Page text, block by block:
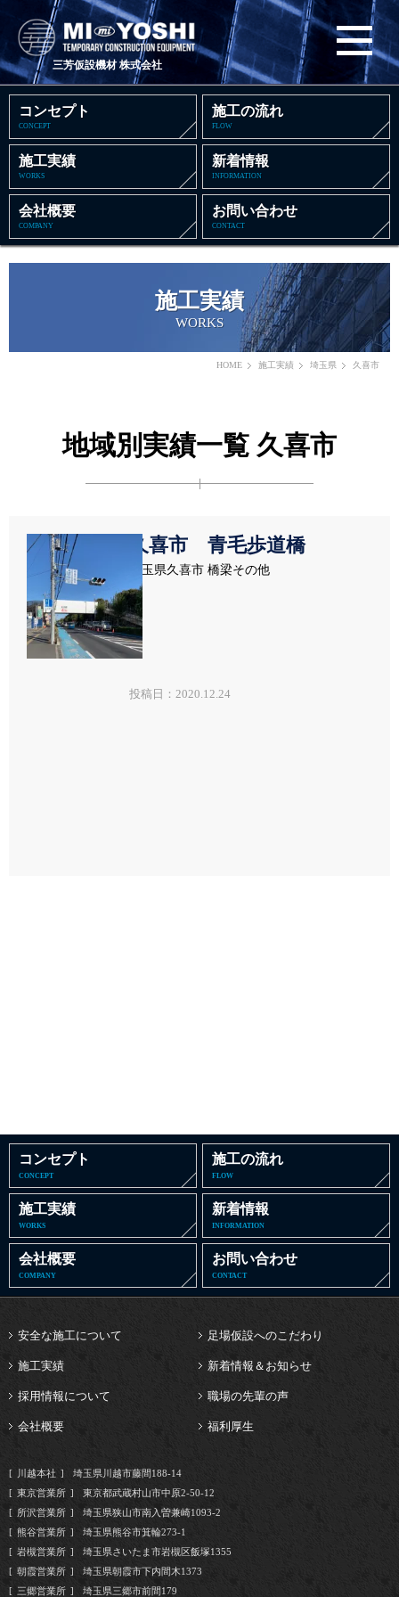
三芳仮設機材 株式会社
コンセプト
CONCEPT
施工の流れ
FLOW
施工実績
WORKS
新着情報
INFORMATION
会社概要
COMPANY
お問い合わせ
CONTACT
施工実績
WORKS
HOME 施工実績 埼玉県 久喜市
地域別実績一覧 久喜市
久喜市 青毛歩道橋
埼玉県久喜市 橋梁その他
投稿日：2020.12.24
コンセプト
CONCEPT
施工の流れ
FLOW
施工実績
WORKS
新着情報
INFORMATION
会社概要
COMPANY
お問い合わせ
CONTACT
安全な施工について 足場仮設へのこだわり
施工実績 新着情報＆お知らせ
採用情報について 職場の先輩の声
会社概要 福利厚生
川越本社
埼玉県川越市藤間188-14
東京営業所
東京都武蔵村山市中原2-50-12
所沢営業所
埼玉県狭山市南入曽兼崎1093-2
熊谷営業所
埼玉県熊谷市箕輪273-1
岩槻営業所
埼玉県さいたま市岩槻区飯塚1355
朝霞営業所
埼玉県朝霞市下内間木1373
三郷営業所
埼玉県三郷市前間179